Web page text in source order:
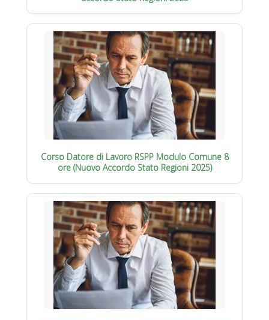
Corso Datore di Lavoro RSPP Modulo Comune 8
ore (Nuovo Accordo Stato Regioni 2025)